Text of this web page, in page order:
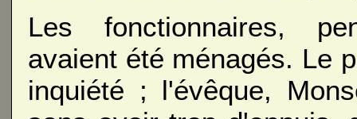
Les fonctionnaires,
avaient été ménagés. Le
inquiété ; l'évêque,